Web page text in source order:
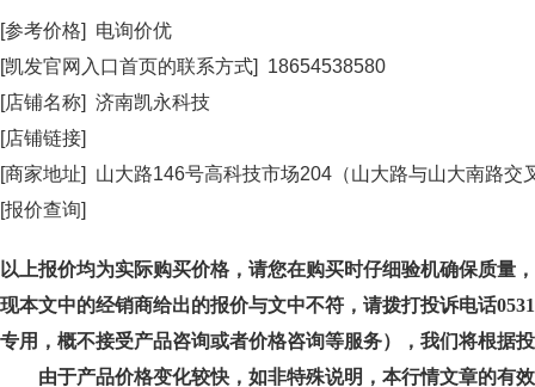
[参考价格] 电询价优
[凯发官网入口首页的联系方式] 18654538580
[店铺名称] 济南凯永科技
[店铺链接]
[商家地址] 山大路146号高科技市场204（山大路与山大南路交
[报价查询]
以上报价均为实际购买价格，请您在购买时仔细验机确保质量
现本文中的经销商给出的报价与文中不符，请拨打投诉电话
专用，概不接受产品咨询或者价格咨询等服务），我们将根据
由于产品价格变化较快，如非特殊说明，本行情文章的有